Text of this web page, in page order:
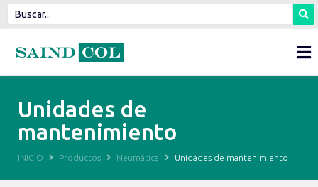
Unidades de
mantenimiento
INICIO Productos Neumática Unidades de mantenimiento